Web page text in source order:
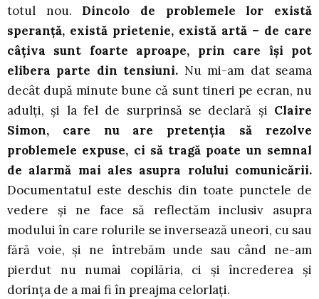
totul nou. Dincolo de problemele lor există
speranță, există prietenie, există artă – de care
câțiva sunt foarte aproape, prin care își pot
elibera parte din tensiuni. Nu mi-am dat seama
decât după minute bune că sunt tineri pe ecran, nu
adulți, și la fel de surprinsă se declară și Claire
Simon, care nu are pretenția să rezolve
problemele expuse, ci să tragă poate un semnal
de alarmă mai ales asupra rolului comunicării.
Documentatul este deschis din toate punctele de
vedere și ne face să reflectăm inclusiv asupra
modului în care rolurile se inversează uneori, cu sau
fără voie, și ne întrebăm unde sau când ne-am
pierdut nu numai copilăria, ci și încrederea și
dorința de a mai fi în preajma celorlați.